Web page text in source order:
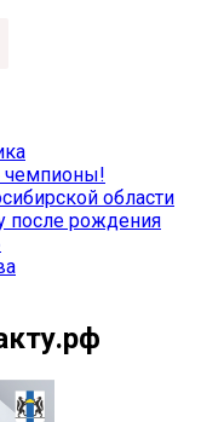
чемпионы!
области
после рождения